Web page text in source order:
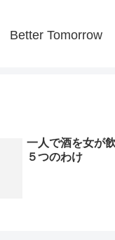
Better Tomorrow
一人で酒を女が
５つのわけ